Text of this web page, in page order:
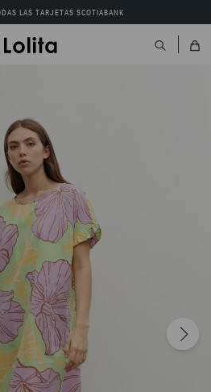
LAS TARJETAS SCOTIABANK